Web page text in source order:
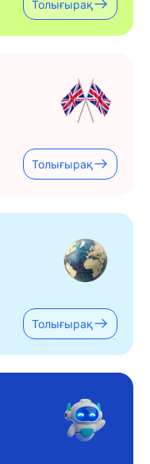
Толығырақ
Толығырақ
Толығырақ